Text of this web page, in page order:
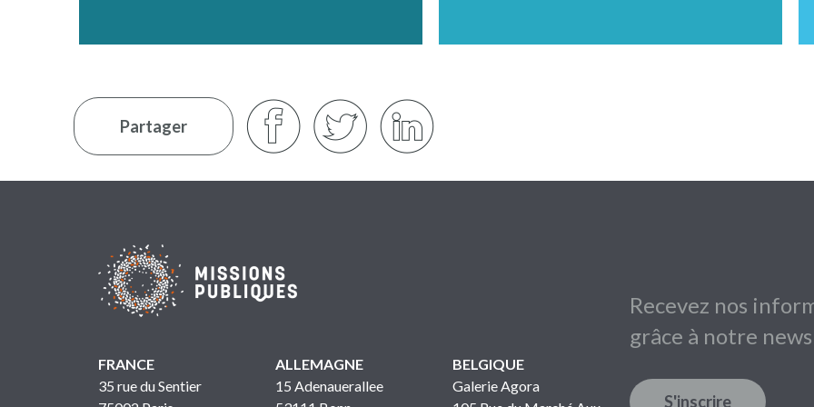
Partager
FRANCE
35 rue du Sentier
ALLEMAGNE
15 Adenauerallee
BELGIQUE
Galerie Agora
Recevez nos
grâce à notre
S'inscrire